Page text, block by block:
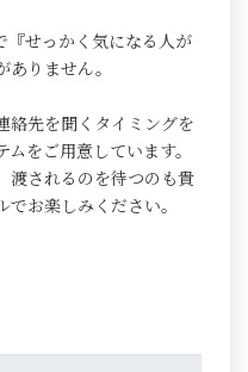
『せっかく気になる人が
りません。
絡先を聞くタイミングを
をご用意しています。
渡されるのを待つのも貴
お楽しみください。